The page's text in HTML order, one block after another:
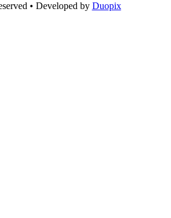
• Developed by Duopix